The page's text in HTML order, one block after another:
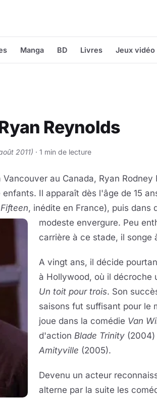
Manga BD Livres Jeux vidéo
Reynolds
2011) · 1 min de lecture
au Canada, Ryan
Il apparaît dès l'âge de 15
Fifteen, inédite en France), puis dans
modeste envergure. Peu
carrière à ce stade, il songe
A vingt ans, il décide
à Hollywood, où il décroche
Un toit pour trois. Son
saisons fut suffisant pour le
joue dans la comédie Van
d'action Blade Trinity (2004)
Amityville (2005).
Devenu un acteur
alterne par la suite les